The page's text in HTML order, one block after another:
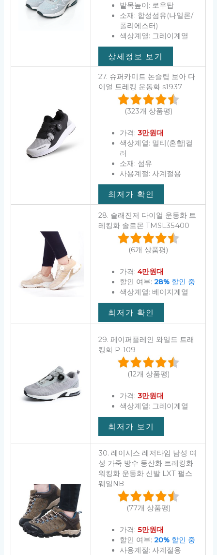
발목높이: 로우탑
소재: 합성섬유(나일론/
폴리에스터)
색상계열: 그레이계열
상세정보 보기
27. 슈퍼카미트 논슬립 보아 다
이얼 트레킹 운동화 s1937
(323개 상품평)
가격: 3만원대
색상계열: 멀티(혼합)컬
러
소재: 섬유
사용계절: 사계절용
최저가 확인
28. 슬래진저 다이얼 운동화 트
레킹화 솔로몬 TMSL35400
(6개 상품평)
가격: 4만원대
할인 여부: 28%할인 중
색상계열: 베이지계열
최저가 확인
29. 페이퍼플레인 와일드 트래
킹화 P-109
(12개 상품평)
가격: 3만원대
색상계열: 그레이계열
최저가 보기
30. 레이시스 레저타임 남성 여
성 가죽 방수 등산화 트레킹화
워킹화 운동화 신발 LXT 펄스
웨일NB
(77개 상품평)
가격: 5만원대
할인 여부: 20%할인 중
사용계절: 사계절용